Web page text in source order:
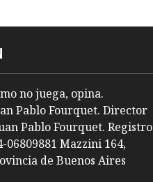
no juega, opina.
Pablo Fourquet. Director
Pablo Fourquet. Registro
06809881 Mazzini 164,
de Buenos Aires